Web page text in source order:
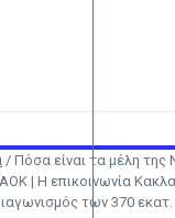
/ Πόσα είναι τα μέλη της
| Η επικοινωνία
των 370 εκατ.